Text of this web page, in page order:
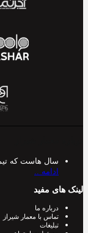
سال هاست که
ادامه ..
لینک های مفید
درباره ما
تماس با معمار شیراز
تبلیغات